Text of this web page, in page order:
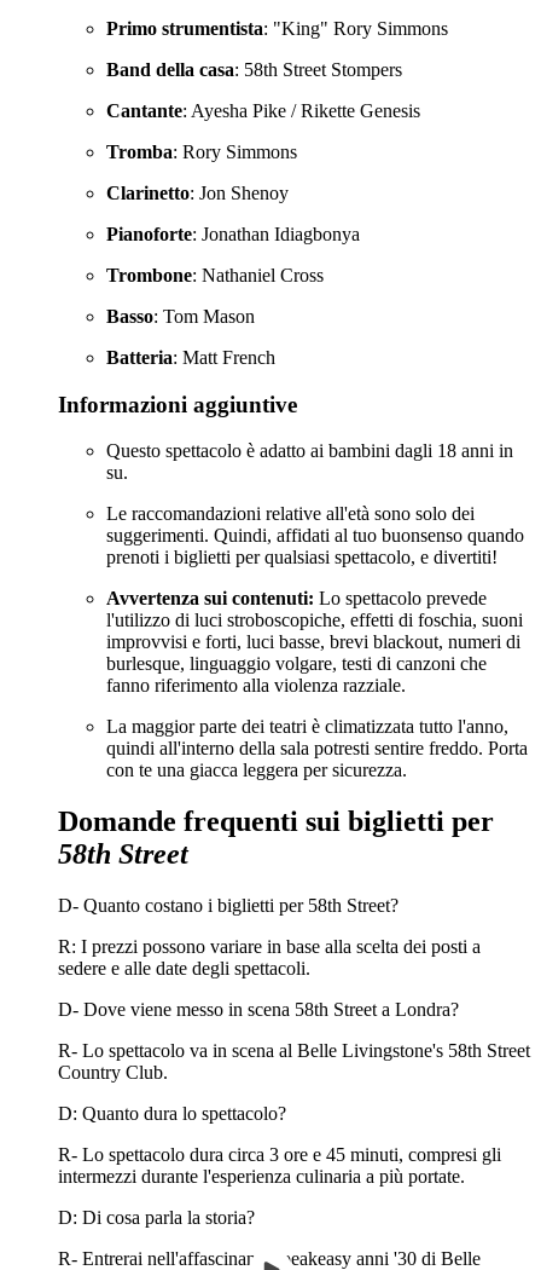
Primo strumentista: "King" Rory Simmons
Band della casa: 58th Street Stompers
Cantante: Ayesha Pike / Rikette Genesis
Tromba: Rory Simmons
Clarinetto: Jon Shenoy
Pianoforte: Jonathan Idiagbonya
Trombone: Nathaniel Cross
Basso: Tom Mason
Batteria: Matt French
Informazioni aggiuntive
Questo spettacolo è adatto ai bambini dagli 18 anni in
su.
Le raccomandazioni relative all'età sono solo dei
suggerimenti. Quindi, affidati al tuo buonsenso quando
prenoti i biglietti per qualsiasi spettacolo, e divertiti!
Avvertenza sui contenuti: Lo spettacolo prevede
l'utilizzo di luci stroboscopiche, effetti di foschia, suoni
improvvisi e forti, luci basse, brevi blackout, numeri di
burlesque, linguaggio volgare, testi di canzoni che
fanno riferimento alla violenza razziale.
La maggior parte dei teatri è climatizzata tutto l'anno,
quindi all'interno della sala potresti sentire freddo. Porta
con te una giacca leggera per sicurezza.
Domande frequenti sui biglietti per
58th Street
D- Quanto costano i biglietti per 58th Street?
R: I prezzi possono variare in base alla scelta dei posti a
sedere e alle date degli spettacoli.
D- Dove viene messo in scena 58th Street a Londra?
R- Lo spettacolo va in scena al Belle Livingstone's 58th Street
Country Club.
D: Quanto dura lo spettacolo?
R- Lo spettacolo dura circa 3 ore e 45 minuti, compresi gli
intermezzi durante l'esperienza culinaria a più portate.
D: Di cosa parla la storia?
R- Entrerai nell'affascinante speakeasy anni '30 di Belle